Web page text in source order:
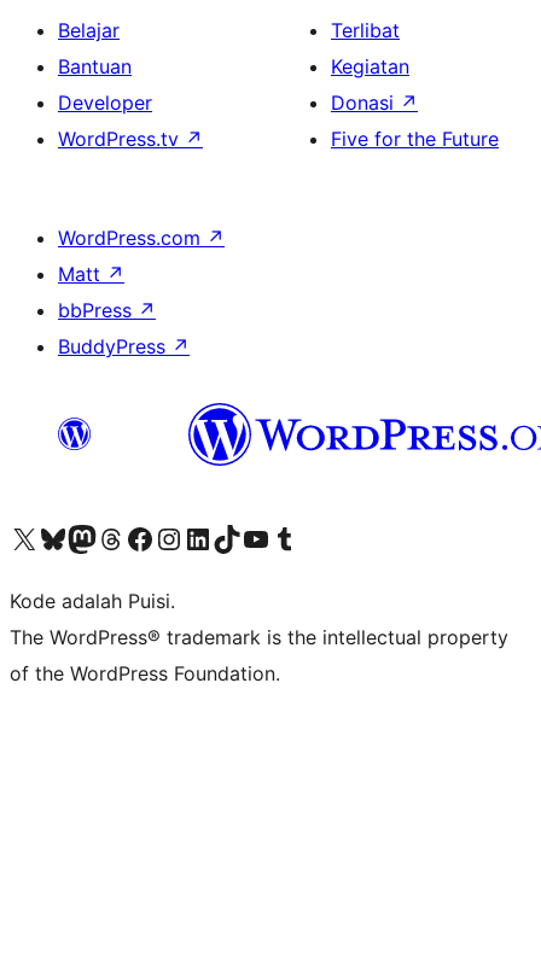
Belajar
Bantuan
Developer
WordPress.tv ↗
Terlibat
Kegiatan
Donasi ↗
Five for the Future
WordPress.com ↗
Matt ↗
bbPress ↗
BuddyPress ↗
Kunjungi akun X (sebelumnya Twitter) kamiVisit our Bluesky account
Kunjungi akun Mastodon kami
Visit our Threads account
Kunjungi halaman Facebook kamiKunjungi akun Instagram kamiKunjungi akun LinkedIn kami
Visit our TikTok account
Kunjungi channel YouTube kamiVisit our Tumblr account
Kode adalah Puisi.
The WordPress® trademark is the intellectual property
of the WordPress Foundation.